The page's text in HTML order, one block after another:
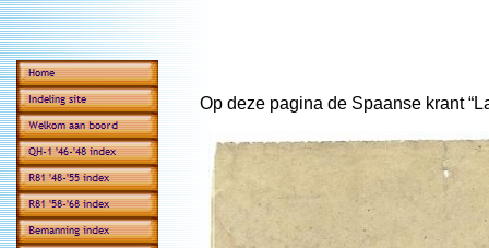
Op deze pagina de Spaanse krant